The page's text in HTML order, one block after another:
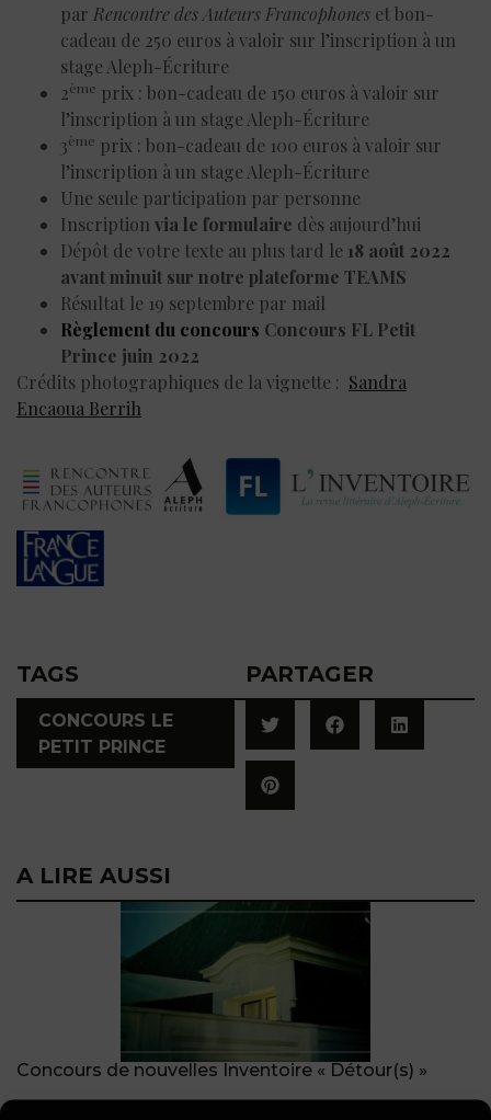
par Rencontre des Auteurs Francophones et bon-
cadeau de 250 euros à valoir sur l’inscription à un
stage Aleph-Écriture
2ème prix : bon-cadeau de 150 euros à valoir sur
l’inscription à un stage Aleph-Écriture
3ème prix : bon-cadeau de 100 euros à valoir sur
l’inscription à un stage Aleph-Écriture
Une seule participation par personne
Inscription via le formulaire dès aujourd’hui
Dépôt de votre texte au plus tard le 18 août 2022
avant minuit sur notre plateforme TEAMS
Résultat le 19 septembre par mail
Règlement du concours Concours FL Petit
Prince juin 2022
Crédits photographiques de la vignette : Sandra
Encaoua Berrih
TAGS
CONCOURS LE
PETIT PRINCE
PARTAGER
A LIRE AUSSI
Concours de nouvelles Inventoire « Détour(s) »